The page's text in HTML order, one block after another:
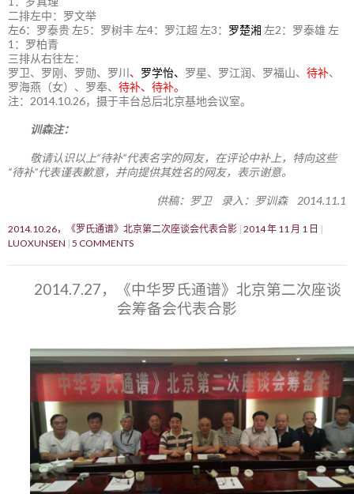
二排左中：罗文举
左6：罗泰贵 左5：罗树丰 左4：罗江超 左3： 罗楚湘 左2：罗泰雄 左
1：罗柏青
三排从右往左：
罗卫、罗刚、罗勋、罗川 、 罗学怡、 罗星、罗江润、罗福山、 待补、
罗海燕（女）、罗奉、 待补、待补。
注：2014.10.26，摄于丰台总后北京基地会议室。
训森注：
敬请认识以上“待补”代表名字的网友，在评论中补上，特向这些
“待补”代表谨表歉意，并向提供其姓名的网友，表示谢意。
供稿：罗卫 录入：罗训森 2014.11.1
2014.10.26，《罗氏通谱》北京第二次座谈会代表合影 2014 年 11 月 1 日
LUOXUNSEN 5 COMMENTS
2014.7.27，《中华罗氏通谱》北京第二次座谈
会筹备会代表合影